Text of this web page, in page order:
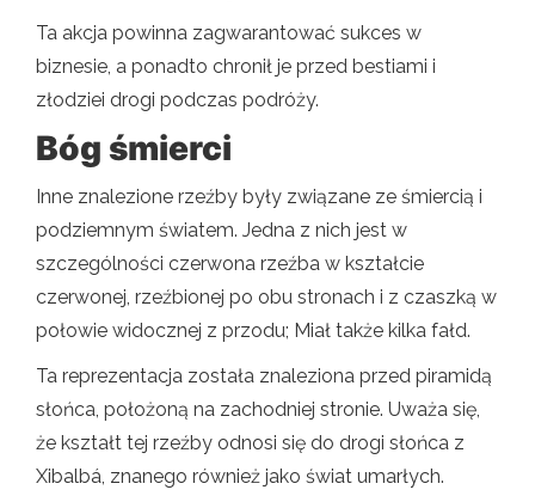
Ta akcja powinna zagwarantować sukces w
biznesie, a ponadto chronił je przed bestiami i
złodziei drogi podczas podróży.
Bóg śmierci
Inne znalezione rzeźby były związane ze śmiercią i
podziemnym światem. Jedna z nich jest w
szczególności czerwona rzeźba w kształcie
czerwonej, rzeźbionej po obu stronach i z czaszką w
połowie widocznej z przodu; Miał także kilka fałd.
Ta reprezentacja została znaleziona przed piramidą
słońca, położoną na zachodniej stronie. Uważa się,
że kształt tej rzeźby odnosi się do drogi słońca z
Xibalbá, znanego również jako świat umarłych.